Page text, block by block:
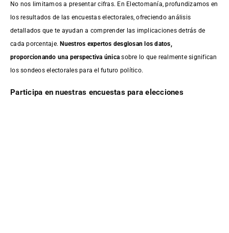
No nos limitamos a presentar cifras. En Electomanía, profundizamos en
los resultados de las encuestas electorales, ofreciendo análisis
detallados que te ayudan a comprender las implicaciones detrás de
cada porcentaje. Nuestros expertos desglosan los datos,
proporcionando una perspectiva única sobre lo que realmente significan
los sondeos electorales para el futuro político.
Participa en nuestras encuestas para elecciones